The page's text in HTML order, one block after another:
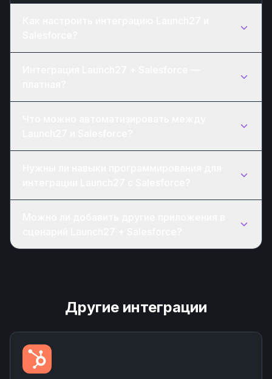
Другие интеграции